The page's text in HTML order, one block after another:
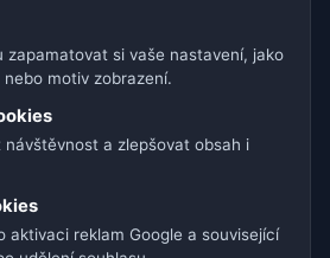
/ Rakousko / Švýcarsko
Amerika a Španělsko
Asie
Minizoo.cz z.s. | IČO: 21135550 |
data: MET Norway · Open-
zapamatovat si vaše nastavení, jako
nebo motiv zobrazení.
návštěvnost a zlepšovat obsah i
aktivaci reklam Google a související